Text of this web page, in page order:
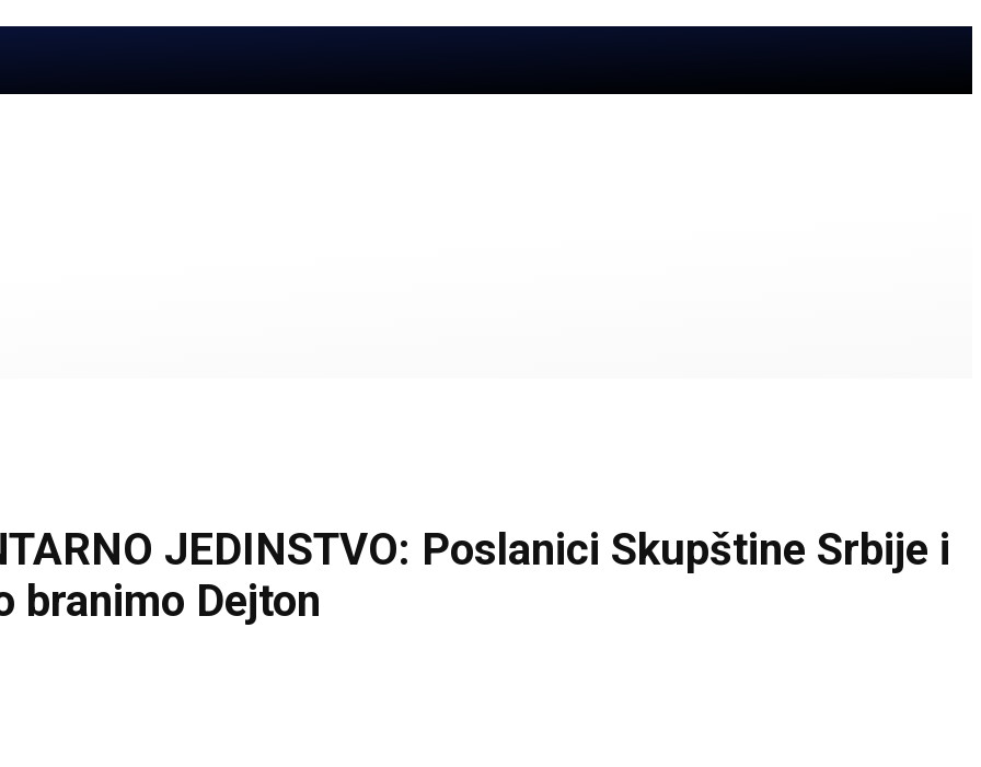
JEDINSTVO: Poslanici Skupštine Srbije i
branimo Dejton